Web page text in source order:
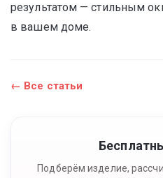
результатом — стильным
в вашем доме.
← Все статьи
Подберём изделие,